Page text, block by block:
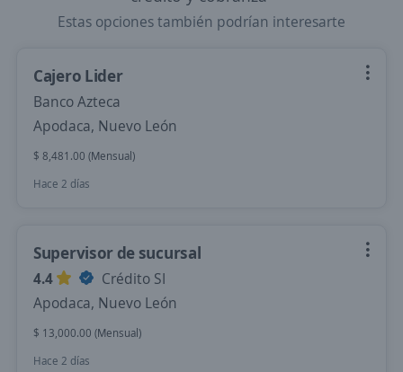
Estas opciones también podrían interesarte
Cajero Lider
Banco Azteca
Apodaca, Nuevo León
$ 8,481.00 (Mensual)
Hace 2 días
Supervisor de sucursal
4.4
Crédito SI
Apodaca, Nuevo León
$ 13,000.00 (Mensual)
Hace 2 días